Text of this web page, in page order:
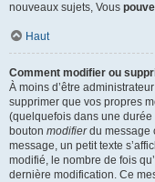
nouveaux sujets, Vous
Haut
Comment modifier ou
À moins d’être
supprimer que vos propres
(quelquefois dans une
bouton modifierdu message
message, un petit texte
modifié, le nombre de fois
dernière modification. Ce